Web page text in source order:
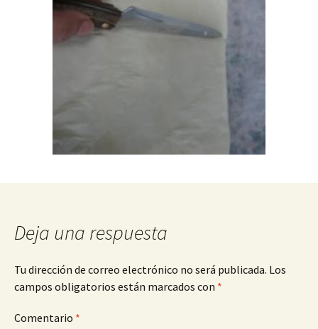
Deja una respuesta
Tu dirección de correo electrónico no será publicada. Los
campos obligatorios están marcados con *
Comentario *